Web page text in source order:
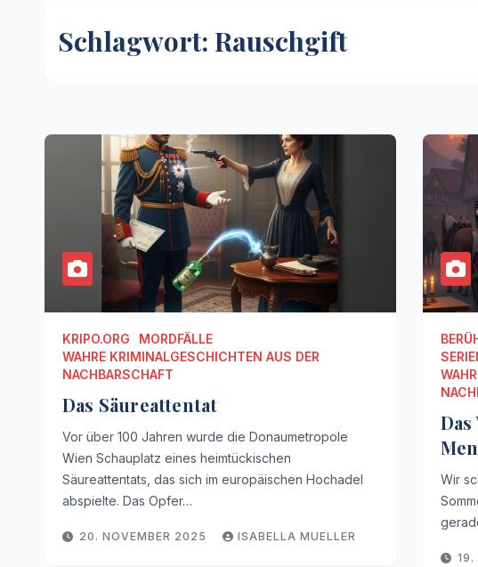
Schlagwort: Rauschgift
KRIPO.ORG
MORDFÄLLE
WAHRE KRIMINALGESCHICHTEN AUS DER
NACHBARSCHAFT
Das Säureattentat
Vor über 100 Jahren wurde die Donaumetropole
Wien Schauplatz eines heimtückischen
Säureattentats, das sich im europäischen Hochadel
abspielte. Das Opfer…
20. NOVEMBER 2025 ISABELLA MUELLER
Wir
19.